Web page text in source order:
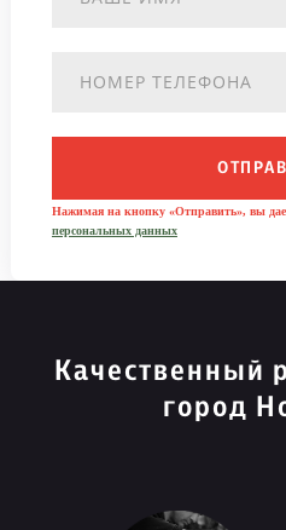
Нажимая на кнопку «Отправить», вы
персональных данных
Качественный
город